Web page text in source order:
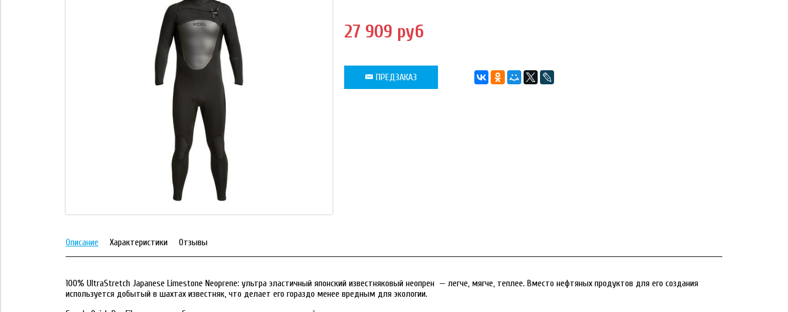
27 909 руб
ПРЕДЗАКАЗ
Описание Характеристики Отзывы
100% UltraStretch Japanese Limestone Neoprene: ультра эластичный японский известняковый неопрен — легче, мягче, теплее. Вместо нефтяных продуктов для его создания
используется добытый в шахтах известняк, что делает его гораздо менее вредным для экологии.